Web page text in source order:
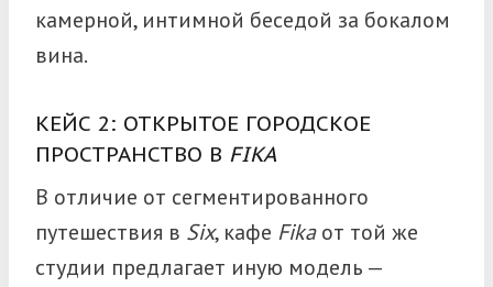
камерной, интимной беседой за бокалом
вина.
КЕЙС 2: ОТКРЫТОЕ ГОРОДСКОЕ
ПРОСТРАНСТВО В FIKA
В отличие от сегментированного
путешествия в Six, кафе Fikaот той же
студии предлагает иную модель —